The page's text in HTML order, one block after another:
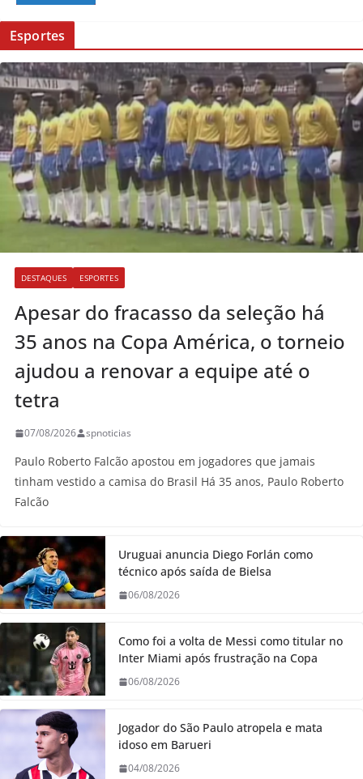
Esportes
DESTAQUES ESPORTES
Apesar do fracasso da seleção há
35 anos na Copa América, o torneio
ajudou a renovar a equipe até o
tetra
07/08/2026 spnoticias
Paulo Roberto Falcão apostou em jogadores que jamais
tinham vestido a camisa do Brasil Há 35 anos, Paulo Roberto
Falcão
Uruguai anuncia Diego Forlán como
técnico após saída de Bielsa
06/08/2026
Como foi a volta de Messi como titular no
Inter Miami após frustração na Copa
06/08/2026
Jogador do São Paulo atropela e mata
idoso em Barueri
04/08/2026